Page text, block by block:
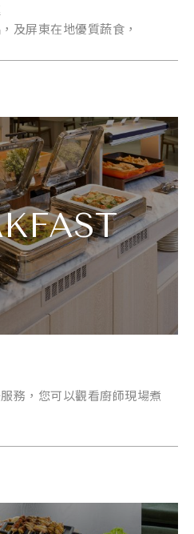
及屏東在地優質蔬食，
務，您可以觀看廚師現場煮